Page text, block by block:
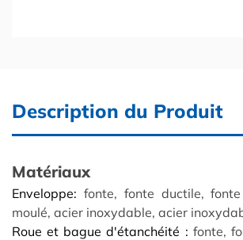
Description du Produit
Matériaux
Enveloppe: fonte, fonte ductile,
moulé, acier inoxydable, acier
Roue et bague d'étanchéité : fonte,